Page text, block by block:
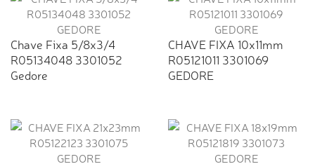
Chave Fixa 5/8x3/4
R05134048 3301052
Gedore
CHAVE FIXA 10x11mm
R05121011 3301069
GEDORE